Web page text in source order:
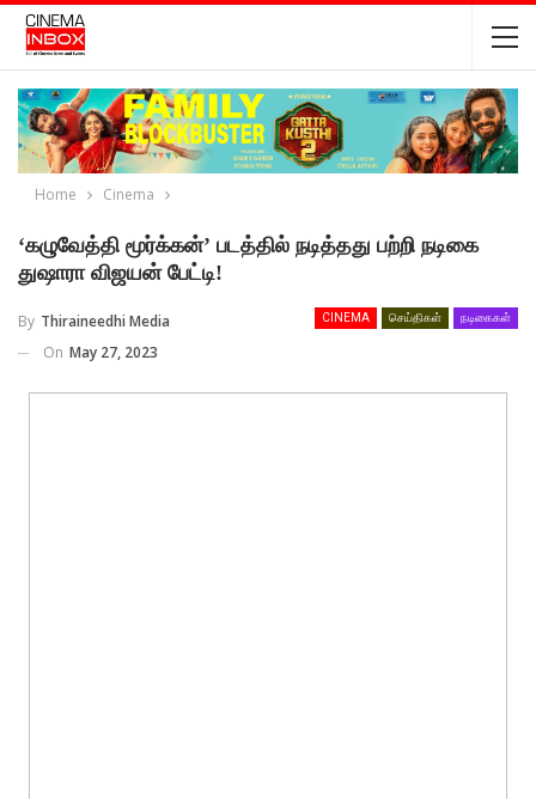
Home Cinema
‘கழுவேத்தி மூர்க்கன்’ படத்தில் நடித்தது பற்றி நடிகை
துஷாரா விஜயன் பேட்டி!
CINEMA செய்திகள் நடிகைகள்
By Thiraineedhi Media
On May 27, 2023